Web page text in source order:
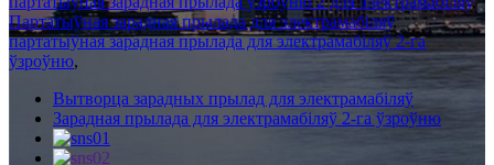
Партатыўная зарадная прылада для электрамабіляў,
партатыўная зарадная прылада для электрамабіляў 2-га
ўзроўню,
Вытворца зарадных прылад для электрамабіляў
Зарадная прылада для электрамабіляў 2-га ўзроўню